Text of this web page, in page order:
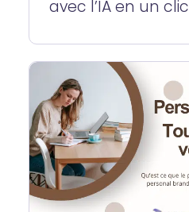
avec l’IA en un clic